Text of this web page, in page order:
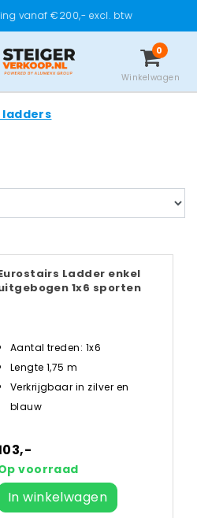
vanaf €200,- excl. btw
0
Winkelwagen
Ladder enkel
1x6 sporten
Aantal treden: 1x6
Lengte 1,75 m
Verkrijgbaar in zilver en
blauw
voorraad
In winkelwagen